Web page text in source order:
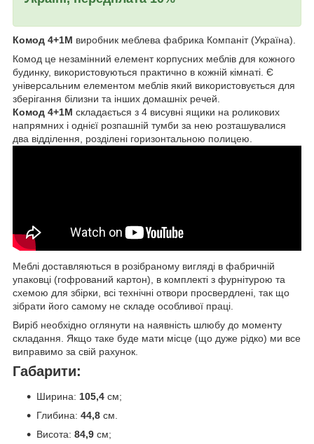
Комод 4+1М виробник меблева фабрика Компаніт (Україна).
Комод це незамінний елемент корпусних меблів для кожного
будинку, використовуються практично в кожній кімнаті. Є
універсальним елементом меблів який використовується для
зберігання білизни та інших домашніх речей.
Комод 4+1М складається з 4 висувні ящики на роликових
напрямних і однієї розпашній тумби за нею розташувалися
два відділення, розділені горизонтальною полицею.
Меблі доставляються в розібраному вигляді в фабричній
упаковці (гофрований картон), в комплекті з фурнітурою та
схемою для збірки, всі технічні отвори просвердлені, так що
зібрати його самому не складе особливої праці.
Виріб необхідно оглянути на наявність шлюбу до моменту
складання. Якщо таке буде мати місце (що дуже рідко) ми все
виправимо за свій рахунок.
Габарити:
Ширина: 105,4 см;
Глибина: 44,8 см.
Висота: 84,9 см;